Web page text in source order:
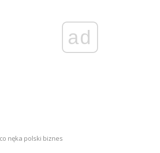
ad
nęka polski biznes